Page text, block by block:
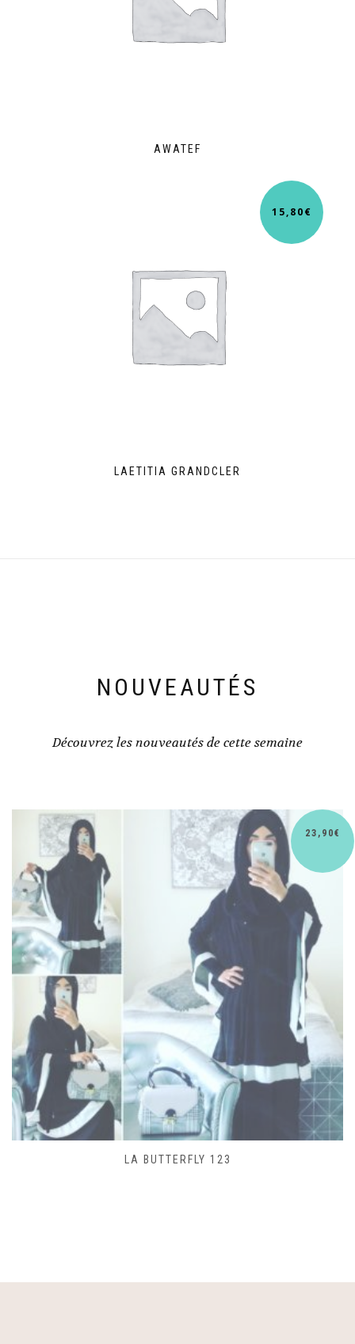
AWATEF
LAETITIA GRANDCLER
15,80€
NOUVEAUTÉS
Découvrez les nouveautés de cette semaine
SAC LACET 480
30,90€